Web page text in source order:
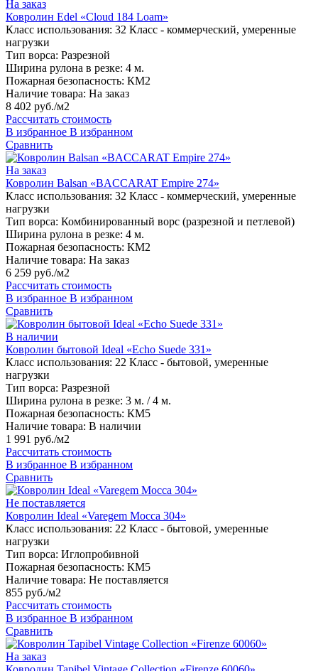
На заказ
Ковролин Edel «Cloud 184 Loam»
Класс использования: 32 Класс - коммерческий, умеренные
нагрузки
Тип ворса: Разрезной
Ширина рулона в резке: 4 м.
Пожарная безопасность: КМ2
Наличие товара: На заказ
8 402 руб./м2
Рассчитать стоимость
В избранное В избранном
Сравнить
На заказ
Ковролин Balsan «BACCARAT Empire 274»
Класс использования: 32 Класс - коммерческий, умеренные
нагрузки
Тип ворса: Комбинированный ворс (разрезной и петлевой)
Ширина рулона в резке: 4 м.
Пожарная безопасность: КМ2
Наличие товара: На заказ
6 259 руб./м2
Рассчитать стоимость
В избранное В избранном
Сравнить
В наличии
Ковролин бытовой Ideal «Echo Suede 331»
Класс использования: 22 Класс - бытовой, умеренные
нагрузки
Тип ворса: Разрезной
Ширина рулона в резке: 3 м. / 4 м.
Пожарная безопасность: КМ5
Наличие товара: В наличии
1 991 руб./м2
Рассчитать стоимость
В избранное В избранном
Сравнить
Не поставляется
Ковролин Ideal «Varegem Mocca 304»
Класс использования: 22 Класс - бытовой, умеренные
нагрузки
Тип ворса: Иглопробивной
Пожарная безопасность: КМ5
Наличие товара: Не поставляется
855 руб./м2
Рассчитать стоимость
В избранное В избранном
Сравнить
На заказ